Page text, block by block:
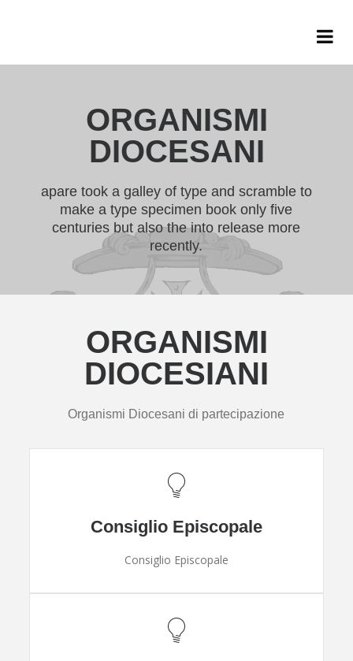
ORGANISMI
DIOCESANI
apare took a galley of type and scramble to
make a type specimen book only five
centuries but also the into release more
recently.
ORGANISMI
DIOCESIANI
Organismi Diocesani di partecipazione
Consiglio Episcopale
Consiglio Episcopale